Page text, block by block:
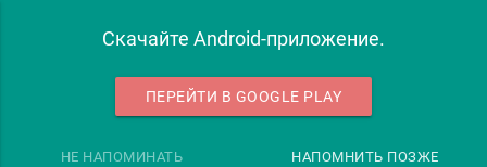
Скачайте Android-приложение.
ПЕРЕЙТИ В GOOGLE PLAY
НЕ НАПОМИНАТЬ НАПОМНИТЬ ПОЗЖЕ